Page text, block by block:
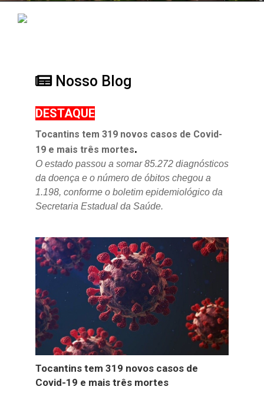
Nosso Blog
DESTAQUE
Tocantins tem 319 novos casos de Covid-
19 e mais três mortes.
O estado passou a somar 85.272 diagnósticos
da doença e o número de óbitos chegou a
1.198, conforme o boletim epidemiológico da
Secretaria Estadual da Saúde.
Tocantins tem 319 novos casos de
Covid-19 e mais três mortes